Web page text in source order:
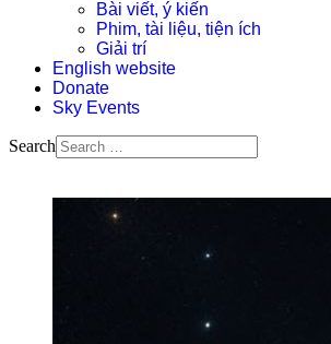
Bài viết, ý kiến
Phim, tài liệu, tiện ích
Giải trí
English website
Donate
Sky Events
Search